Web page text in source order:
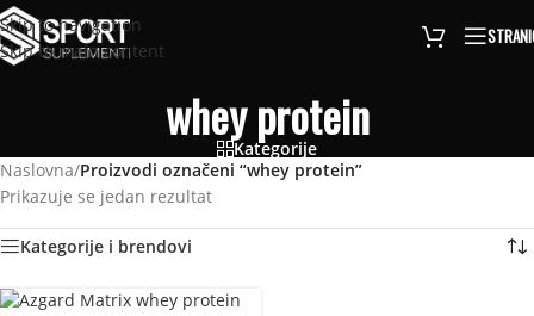
Skip to navigation
Skip to main content
whey protein
Kategorije
Naslovna/Proizvodi označeni “whey protein”
Prikazuje se jedan rezultat
Kategorije i brendovi